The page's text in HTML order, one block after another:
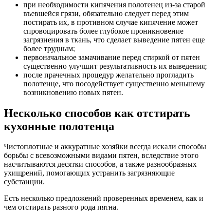
при необходимости кипячения полотенец из-за старой
въевшейся грязи, обязательно следует перед этим
постирать их, в противном случае кипячение может
спровоцировать более глубокое проникновение
загрязнения в ткань, что сделает выведение пятен еще
более трудным;
первоначальное замачивание перед стиркой от пятен
существенно улучшит результативность их выведения;
после прачечных процедур желательно прогладить
полотенце, что посодействует существенно меньшему
возникновению новых пятен.
Несколько способов как отстирать
кухонные полотенца
Чистоплотные и аккуратные хозяйки всегда искали способы
борьбы с всевозможными видами пятен, вследствие этого
насчитываются десятки способов, а также разнообразных
ухищрений, помогающих устранить загрязняющие
субстанции.
Есть несколько предложений проверенных временем, как и
чем отстирать разного рода пятна.